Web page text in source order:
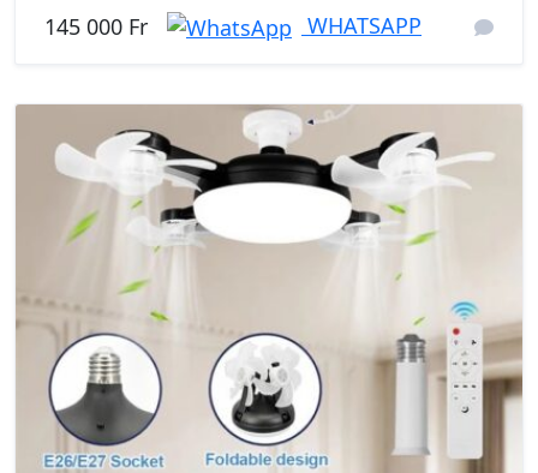
145 000 Fr WHATSAPP